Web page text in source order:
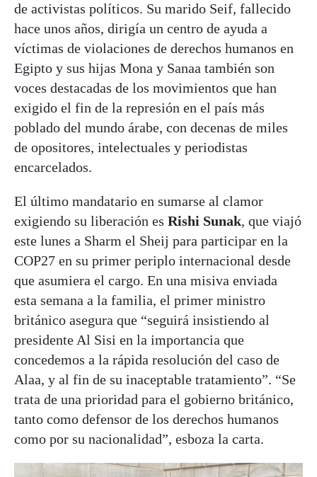
de activistas políticos. Su marido Seif, fallecido
hace unos años, dirigía un centro de ayuda a
víctimas de violaciones de derechos humanos en
Egipto y sus hijas Mona y Sanaa también son
voces destacadas de los movimientos que han
exigido el fin de la represión en el país más
poblado del mundo árabe, con decenas de miles
de opositores, intelectuales y periodistas
encarcelados.
El último mandatario en sumarse al clamor
exigiendo su liberación es Rishi Sunak, que viajó
este lunes a Sharm el Sheij para participar en la
COP27 en su primer periplo internacional desde
que asumiera el cargo. En una misiva enviada
esta semana a la familia, el primer ministro
británico asegura que “seguirá insistiendo al
presidente Al Sisi en la importancia que
concedemos a la rápida resolución del caso de
Alaa, y al fin de su inaceptable tratamiento”. “Se
trata de una prioridad para el gobierno británico,
tanto como defensor de los derechos humanos
como por su nacionalidad”, esboza la carta.